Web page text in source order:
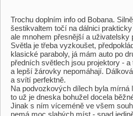
Trochu doplním info od Bobana.
šestikvaltem točí na dálnici
ale mnohem přesnější a uživatelsky
Světla je třeba vyzkoušet,
klasické paraboly, já mám auto po
předních světlech jsou projektory -
a lepší žárovky nepomáhají.
a svítí perfektně.
Na podvozkových dílech byla mírná
to už je dneska bohužel docela
Jinak s ním víceméně ve všem